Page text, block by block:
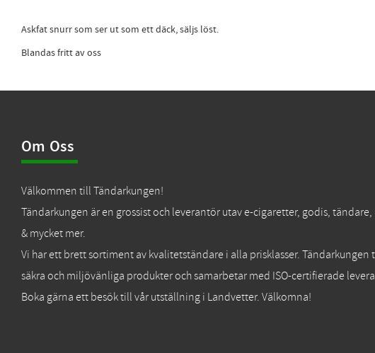
Askfat snurr som ser ut som ett däck, säljs löst.
Blandas fritt av oss
Om Oss
Välkommen till Tändarkungen!
Tändarkungen är en grossist och leverantör utav e-cigaretter, godis,
& mycket mer.
Vi har ett brett sortiment av kvalitetständare i alla prisklasser.
säkra och miljövänliga produkter och samarbetar med ISO-certifierade
Boka gärna ett besök till vår utställning i Landvetter. Välkomna!